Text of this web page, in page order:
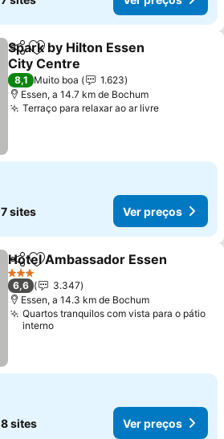
PartilharAdicionar aos favoritos
Spark by Hilton Essen
City Centre
8,1 Muito boa
1.623
Essen, a 14.7 km de Bochum
Terraço para relaxar ao ar livre
7 sites Ver preços
PartilharAdicionar aos favoritos
Hotel Ambassador Essen
3 Estrelas
6,6
3.347
Essen, a 14.3 km de Bochum
Quartos tranquilos com vista para o pátio
interno
8 sites Ver preços